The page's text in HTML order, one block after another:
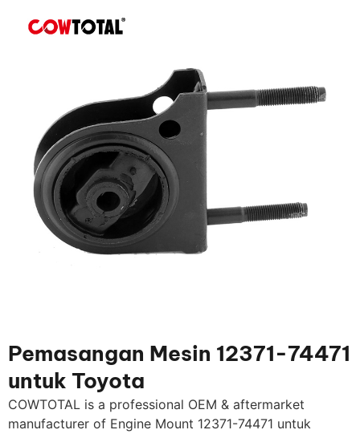
Pemasangan Mesin 12371-74471
untuk Toyota
COWTOTAL is a professional OEM & aftermarket
manufacturer of Engine Mount 12371-74471 untuk